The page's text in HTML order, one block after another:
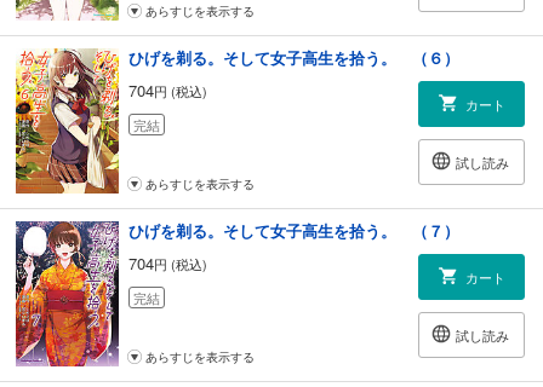
あらすじを表示する
ひげを剃る。そして女子高生を拾う。 （６）
704円 (税込)
完結
カート
試し読み
あらすじを表示する
ひげを剃る。そして女子高生を拾う。 （７）
704円 (税込)
完結
カート
試し読み
あらすじを表示する